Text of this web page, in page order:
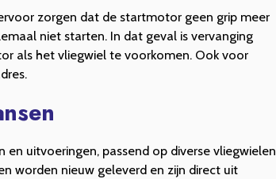
zorgen dat de startmotor geen grip meer
niet starten. In dat geval is vervanging
als het vliegwiel te voorkomen. Ook voor
uitvoeringen, passend op diverse vliegwielen
worden nieuw geleverd en zijn direct uit